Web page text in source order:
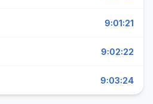
9:01:21
9:02:22
9:03:24